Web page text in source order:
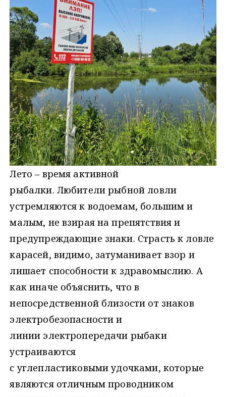
Лето – время активной
рыбалки. Любители рыбной ловли
устремляются к водоемам, большим и
малым, не взирая на препятствия и
предупреждающие знаки. Страсть к ловле
карасей, видимо, затуманивает взор и
лишает способности к здравомыслию. А
как иначе объяснить, что в
непосредственной близости от знаков
электробезопасности и
линии электропередачи рыбаки
устраиваются
с углепластиковыми удочками, которые
являются отличным проводником